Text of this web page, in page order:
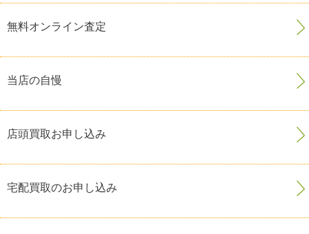
無料オンライン査定
当店の自慢
店頭買取お申し込み
宅配買取のお申し込み